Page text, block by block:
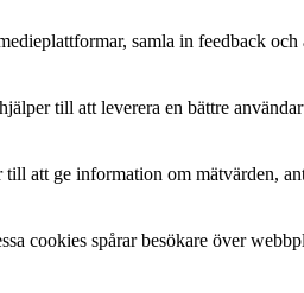
samla in feedback och
till att leverera en bättre
att ge information om mätvärden,
cookies spårar besökare över